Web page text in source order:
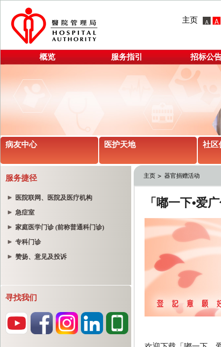
主页
概览 服务指引 招标公
病友中心 医护天地 社区
服务捷径
医院联网、医院及医疗机构
急症室
家庭医学门诊 (前称普通科门诊)
专科门诊
赞扬、意见及投诉
寻找我们
主页 器官捐赠活动